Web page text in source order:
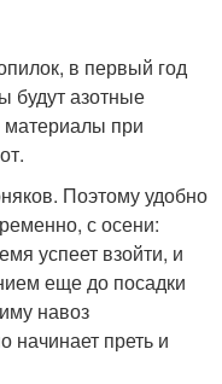
в первый год
будут азотные
материалы при
Поэтому удобно
с осени:
успеет взойти, и
еще до посадки
навоз
начинает преть и